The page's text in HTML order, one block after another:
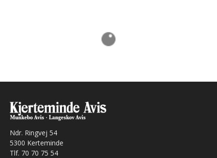
Ndr. Ringvej 54
5300 Kerteminde
Tlf. 70 70 75 54